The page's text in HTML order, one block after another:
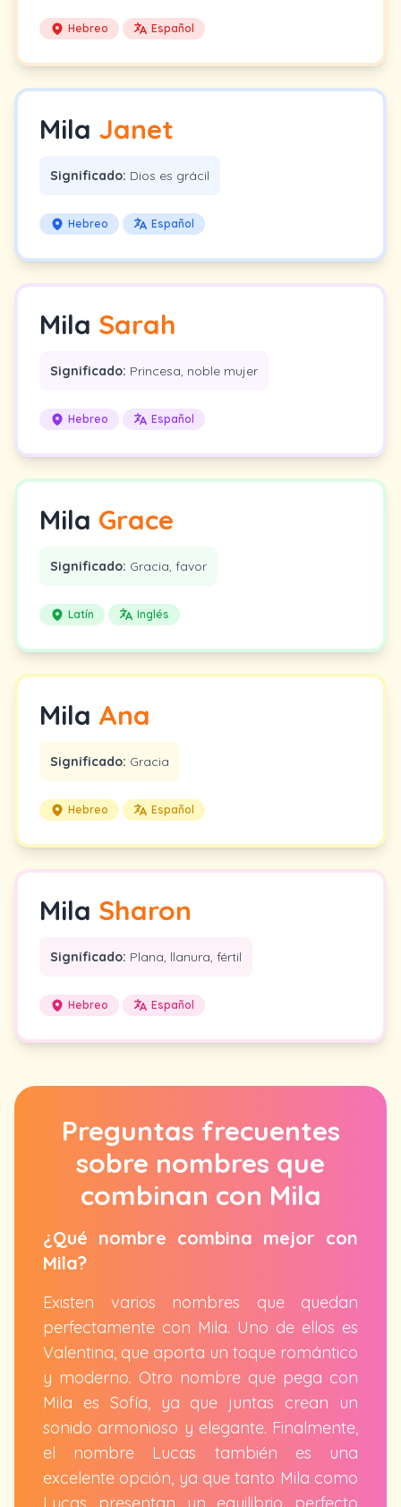
Hebreo Español
Mila Janet
Significado: Dios es grácil
Hebreo Español
Mila Sarah
Significado: Princesa, noble mujer
Hebreo Español
Mila Grace
Significado: Gracia, favor
Latín Inglés
Mila Ana
Significado: Gracia
Hebreo Español
Mila Sharon
Significado: Plana, llanura, fértil
Hebreo Español
Preguntas frecuentes
sobre nombres que
combinan con Mila
¿Qué nombre combina mejor con
Mila?
Existen varios nombres que quedan
perfectamente con Mila. Uno de ellos es
Valentina, que aporta un toque romántico
y moderno. Otro nombre que pega con
Mila es Sofía, ya que juntas crean un
sonido armonioso y elegante. Finalmente,
el nombre Lucas también es una
excelente opción, ya que tanto Mila como